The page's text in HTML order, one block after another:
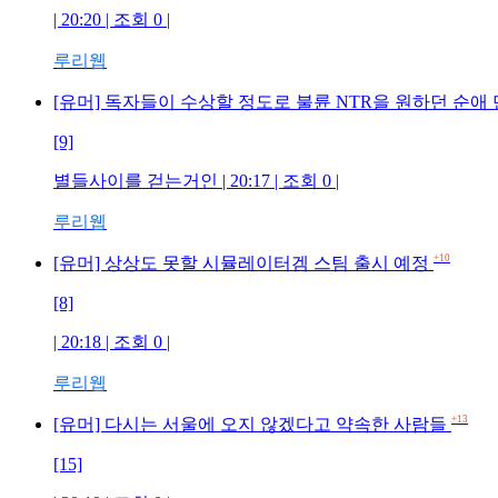
| 20:20 | 조회 0 |
루리웹
[유머] 독자들이 수상할 정도로 불륜 NTR을 원하던 순애
[9]
별들사이를 걷는거인 | 20:17 | 조회 0 |
루리웹
[유머] 상상도 못할 시뮬레이터겜 스팀 출시 예정 +10
[8]
| 20:18 | 조회 0 |
루리웹
[유머] 다시는 서울에 오지 않겠다고 약속한 사람들 +13
[15]